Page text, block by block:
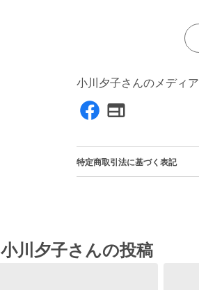
小川夕子さんのメディア
特定商取引法に基づく表記
小川夕子さんの投稿